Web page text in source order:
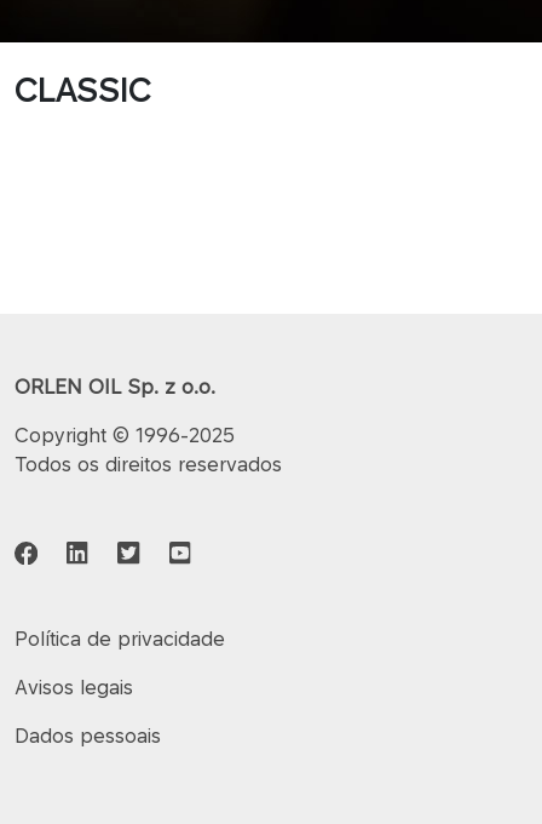
CLASSIC
ORLEN OIL Sp. z o.o.
Copyright © 1996-2025
Todos os direitos reservados
Política de privacidade
Avisos legais
Dados pessoais